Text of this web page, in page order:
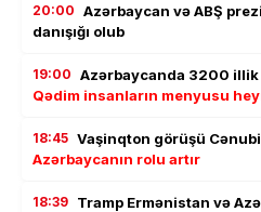
20:00 Azərbaycan və ABŞ
danışığı olub
19:00 Azərbaycanda 3200 illik
Qədim insanların menyusu
18:45 Vaşinqton görüşü
Azərbaycanın rolu artır
18:39 Tramp Ermənistan və